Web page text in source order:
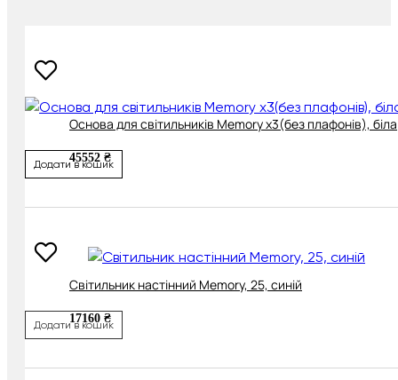
Основа для світильників Memory х3(без плафонів), біла
45552 ₴
Додати в кошик
Світильник настінний Memory, 25, синій
17160 ₴
Додати в кошик